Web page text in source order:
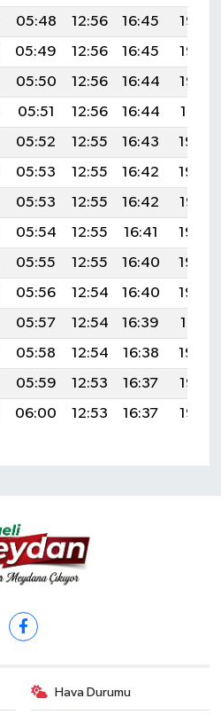
05:48 12:56 16:45
19:55
05:49 12:56 16:45
19:53
05:50 12:56 16:44
19:52
05:51 12:56 16:44
19:51
05:52 12:55 16:43
19:49
05:53 12:55 16:42
19:48
05:53 12:55 16:42
19:47
05:54 12:55 16:41
19:45
05:55 12:55 16:40
19:44
05:56 12:54 16:40
19:42
05:57 12:54 16:39
19:41
05:58 12:54 16:38
19:39
05:59 12:53 16:37
19:38
06:00 12:53 16:37 19:36
Hava Durumu